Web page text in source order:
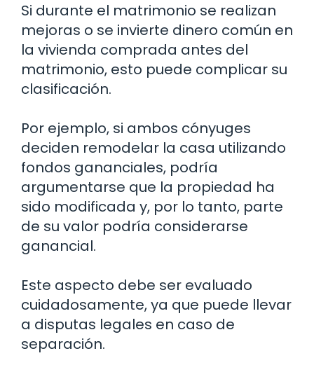
Si durante el matrimonio se realizan
mejoras o se invierte dinero común en
la vivienda comprada antes del
matrimonio, esto puede complicar su
clasificación.
Por ejemplo, si ambos cónyuges
deciden remodelar la casa utilizando
fondos gananciales, podría
argumentarse que la propiedad ha
sido modificada y, por lo tanto, parte
de su valor podría considerarse
ganancial.
Este aspecto debe ser evaluado
cuidadosamente, ya que puede llevar
a disputas legales en caso de
separación.